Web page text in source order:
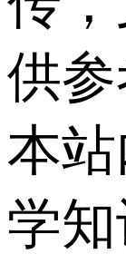
供参
本
学